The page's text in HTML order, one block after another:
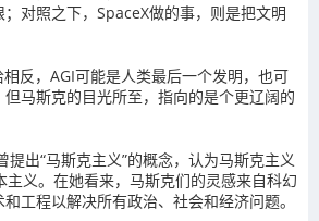
对照之下，SpaceX做的事，则是把文明
反，AGI可能是人类最后一个发明，也可
马斯克的目光所至，指向的是个更辽阔的
提出“马斯克主义”的概念，认为马斯克主义
主义。在她看来，马斯克们的灵感来自科幻
工程以解决所有政治、社会和经济问题。